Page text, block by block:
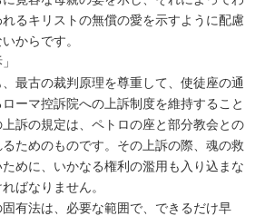
るキリストの無償の愛を示すように配慮
からです。
最古の裁判原理を尊重して、使徒座の通
ーマ控訴院への上訴制度を維持すること
訴の規定は、ペトロの座と部分教会との
ためのものです。その上訴の際、魂の救
めに、いかなる権利の濫用も入り込まな
ばなりません。
有法は、必要な範囲で、できるだけ早